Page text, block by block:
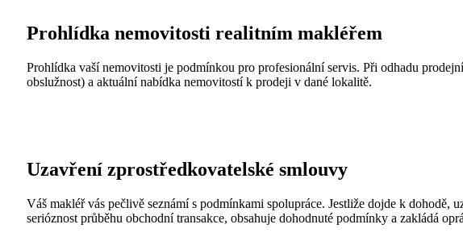
Prohlídka nemovitosti realitním makléřem
Prohlídka vaší nemovitosti je podmínkou pro profesionální servis. Při odhadu
obslužnost) a aktuální nabídka nemovitostí k prodeji v dané lokalitě.
Uzavření zprostředkovatelské smlouvy
Váš makléř vás pečlivě seznámí s podmínkami spolupráce. Jestliže dojde k
serióznost průběhu obchodní transakce, obsahuje dohodnuté podmínky a zakládá